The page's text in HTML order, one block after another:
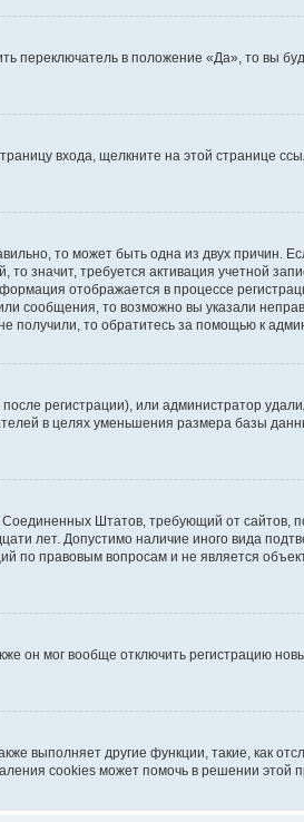
переключатель в положение «Да», то вы
входа, щелкните на этой странице
то может быть одна из двух причин.
значит, требуется активация учетной
отображается в процессе
сообщения, то возможно вы указали
получили, то обратитесь за помощью к
регистрации), или администратор
в целях уменьшения размера базы
Штатов, требующий от
лет. Допустимо наличие иного вида
по правовым вопросам и не является
он мог вообще отключить регистрацию
выполняет другие функции, такие, как
cookies может помочь в решении этой